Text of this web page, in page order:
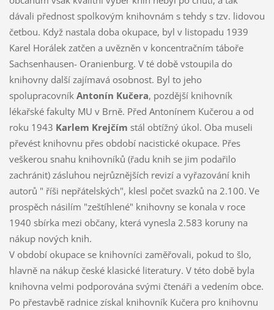
dávali přednost spolkovým knihovnám s tehdy s tzv. lidovou
četbou. Když nastala doba okupace, byl v listopadu 1939
Karel Horálek zatčen a uvězněn v koncentračním táboře
Sachsenhausen- Oranienburg. V té době vstoupila do
knihovny další zajímavá osobnost. Byl to jeho
spolupracovník Antonín Kučera, pozdější knihovník
lékařské fakulty MU v Brně. Před Antonínem Kučerou a od
roku 1943 Karlem Krejčím stál obtížný úkol. Oba museli
převést knihovnu přes období nacistické okupace. Přes
veškerou snahu knihovníků (řadu knih se jim podařilo
zachránit) zásluhou nejrůznějších revizí a vyřazování knih
autorů " říši nepřátelských", klesl počet svazků na 2.100. Ve
prospěch násilím "zeštíhlené" knihovny se konala v roce
1940 sbírka mezi občany, která vynesla 2.583 koruny na
nákup nových knih.
V období okupace se knihovníci zaměřovali, pokud to šlo,
hlavně na nákup české klasické literatury. V této době byla
knihovna velmi podporována svými čtenáři a vedením obce.
Po přestavbě radnice získal knihovník Kučera pro knihovnu